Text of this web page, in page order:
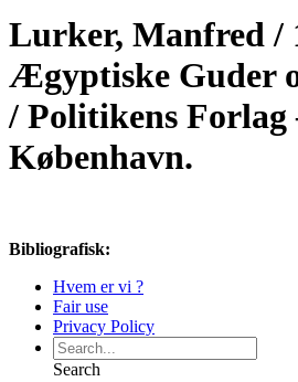
Lurker, Manfred /
Ægyptiske Guder
/ Politikens Forlag
København.
Bibliografisk:
Hvem er vi ?
Fair use
Privacy Policy
Search